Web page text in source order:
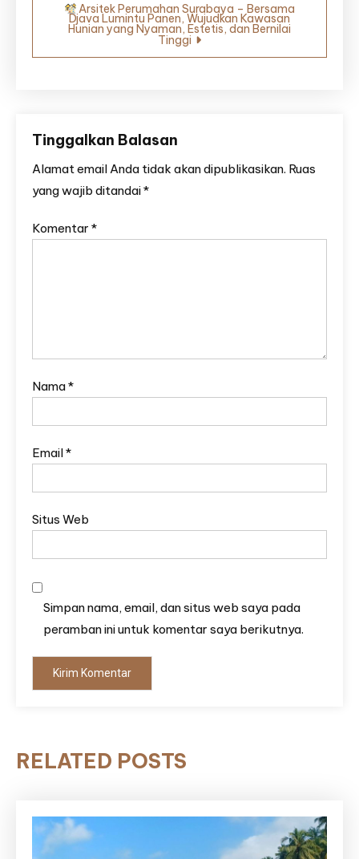
Arsitek Perumahan Surabaya – Bersama
Djava Lumintu Panen, Wujudkan Kawasan
Hunian yang Nyaman, Estetis, dan Bernilai
Tinggi
Tinggalkan Balasan
Alamat email Anda tidak akan dipublikasikan. Ruas
yang wajib ditandai*
Komentar *
Nama*
Email*
Situs Web
Simpan nama, email, dan situs web saya pada
peramban ini untuk komentar saya berikutnya.
RELATED POSTS